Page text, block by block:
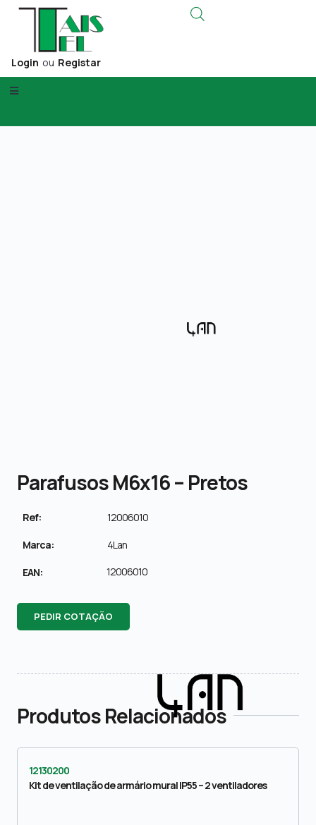
Login ou Registar
Parafusos M6x16 – Pretos
Ref: 12006010
Marca: 4Lan
EAN: 12006010
PEDIR COTAÇÃO
Produtos Relacionados
12130200
Kit de ventilação de armário mural IP55 – 2 ventiladores